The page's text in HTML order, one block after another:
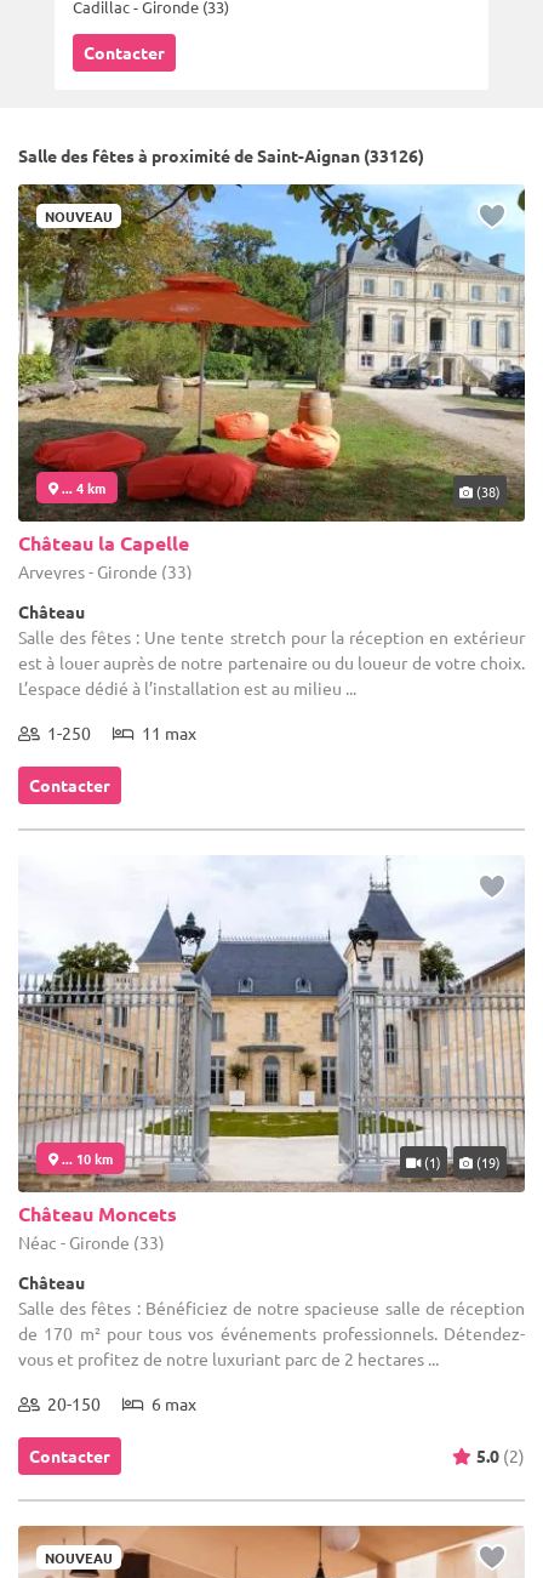
Cadillac - Gironde (33)
Contacter
Salle des fêtes à proximité de Saint-Aignan (33126)
NOUVEAU
... 4 km (38)
Château la Capelle
Arveyres - Gironde (33)
Château
Salle des fêtes : Une tente stretch pour la réception en extérieur
est à louer auprès de notre partenaire ou du loueur de votre choix.
L’espace dédié à l’installation est au milieu ...
1-250 11 max
Contacter
... 10 km (1) (19)
Château Moncets
Néac - Gironde (33)
Château
Salle des fêtes : Bénéficiez de notre spacieuse salle de réception
de 170 m² pour tous vos événements professionnels. Détendez-
vous et profitez de notre luxuriant parc de 2 hectares ...
20-150 6 max
Contacter 5.0 (2)
NOUVEAU